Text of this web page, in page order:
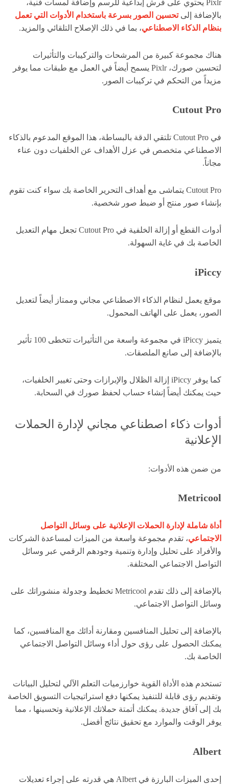
Pixlr يحتوي على فرش إبداعية للرسم وإضافة لمسات فنية،
بالإضافة إلىتحسين الصور بسرعة باستخدام الأدوات التي تعمل
بنظام الذكاء الاصطناعي، بما في ذلك الإصلاح التلقائي والمزيد.
هناك مجموعة كبيرة من المرشحات والتركيبات والتأثيرات
لتحسين صورك، Pixlr يسمح أيضاً في العمل مع طبقات مما يوفر
مزيداً من التحكم في تركيبات الصور.
Cutout Pro
في Cutout Pro تلتقي الدقة بالبساطة، هذا الموقع المدعوم بالذكاء
الاصطناعي متخصص في عزل الأهداف عن الخلفيات دون عناء
مجاناً.
Cutout Pro يتماشى مع أهداف التحرير الخاصة بك سواء كنت تقوم
بإنشاء صور منتج أو ضبط صور شخصية.
أدوات القطع أو إزالة الخلفية في Cutout Pro تجعل مهام التعديل
الخاصة بك في غاية السهولة.
iPiccy
موقع يعمل لنظام الذكاء الاصطناعي مجاني وممتاز أيضاً لتعديل
الصور، يعمل على الهاتف المحمول.
يتميز iPiccy في مجموعة واسعة من التأثيرات تتخطى 100 تأثير
بالإضافة إلى صانع الملصقات.
كما يوفر iPiccy إزالة الظلال والإبرازات وحتى تغيير الخلفيات،
حيث يمكنك أيضاً إنشاء حساب لحفظ صورك في السحابة.
أدوات ذكاء اصطناعي مجاني لإدارة الحملات
الإعلانية
من ضمن هذه الأدوات:
Metricool
أداة شاملة لإدارة الحملات الإعلانية على وسائل التواصل
الاجتماعي، تقدم مجموعة واسعة من الميزات لمساعدة الشركات
والأفراد على تحليل وإدارة وتنمية وجودهم الرقمي عبر وسائل
التواصل الاجتماعي المختلفة.
بالإضافة إلى ذلك تقدم Metricool تخطيط وجدولة منشوراتك على
وسائل التواصل الاجتماعي.
بالإضافة إلى تحليل المنافسين ومقارنة أدائك مع المنافسين، كما
يمكنك الحصول على رؤى حول أداء وسائل التواصل الاجتماعي
الخاصة بك.
تستخدم هذه الأداة القوية خوارزميات التعلم الآلي لتحليل البيانات
وتقديم رؤى قابلة للتنفيذ يمكنها دفع استراتيجيات التسويق الخاصة
بك إلى آفاق جديدة. يمكنك أتمتة حملاتك الإعلانية وتحسينها ، مما
يوفر الوقت والموارد مع تحقيق نتائج أفضل.
Albert
إحدى الميزات البارزة في Albert هي قدرته على إجراء تعديلات